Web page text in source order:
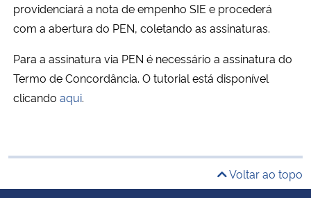
providenciará a nota de empenho SIE e procederá
com a abertura do PEN, coletando as assinaturas.
Para a assinatura via PEN é necessário a assinatura do
Termo de Concordância. O tutorial está disponível
clicando aqui.
Voltar ao topo